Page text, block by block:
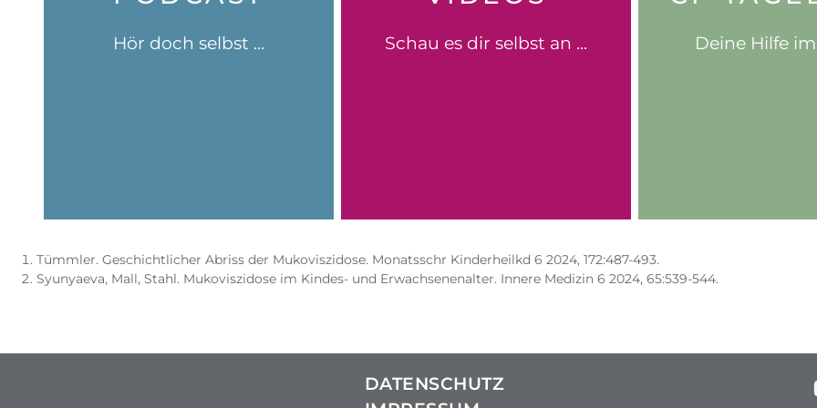
Hör doch selbst ...
dich in unserem "Atemwegs-
Podcast" und empfehlen dir Schau es dir selbst an ...
in der CF-Therapie und der Deine Hilfe
Termin bei
zum Selber-
Tümmler. Geschichtlicher Abriss der Mukoviszidose. Monatsschr Kinderheilkd 6 2024, 172:487-493.
Syunyaeva, Mall, Stahl. Mukoviszidose im Kindes- und Erwachsenenalter. Innere Medizin 6 2024, 65:539-544.
DATENSCHUTZ